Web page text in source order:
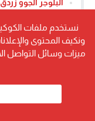
البلوجر الجوو
العقاري
افتتاح بوخاريست
الفرع ال 28
محمود فضل عبد
الإدارة والبحث
حوار صحفي مع
نستخدم ملفات
ونكيف المحتوى
ميزات وسائل التواصل